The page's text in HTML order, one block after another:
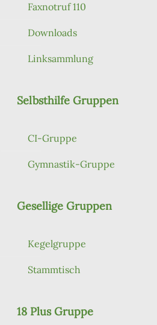
Faxnotruf 110
Downloads
Linksammlung
Selbsthilfe Gruppen
CI-Gruppe
Gymnastik-Gruppe
Gesellige Gruppen
Kegelgruppe
Stammtisch
18 Plus Gruppe